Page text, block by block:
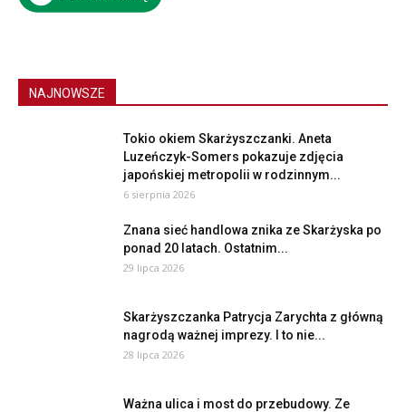
NAJNOWSZE
Tokio okiem Skarżyszczanki. Aneta
Luzeńczyk-Somers pokazuje zdjęcia
japońskiej metropolii w rodzinnym...
6 sierpnia 2026
Znana sieć handlowa znika ze Skarżyska po
ponad 20 latach. Ostatnim...
29 lipca 2026
Skarżyszczanka Patrycja Zarychta z główną
nagrodą ważnej imprezy. I to nie...
28 lipca 2026
Ważna ulica i most do przebudowy. Ze